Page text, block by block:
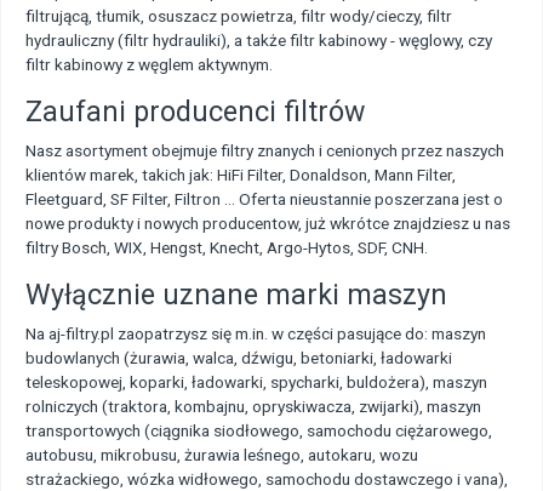
filtrującą, tłumik, osuszacz powietrza, filtr wody/cieczy, filtr
hydrauliczny (filtr hydrauliki), a także filtr kabinowy - węglowy, czy
filtr kabinowy z węglem aktywnym.
Zaufani producenci filtrów
Nasz asortyment obejmuje filtry znanych i cenionych przez naszych
klientów marek, takich jak: HiFi Filter, Donaldson, Mann Filter,
Fleetguard, SF Filter, Filtron ... Oferta nieustannie poszerzana jest o
nowe produkty i nowych producentow, już wkrótce znajdziesz u nas
filtry Bosch, WIX, Hengst, Knecht, Argo-Hytos, SDF, CNH.
Wyłącznie uznane marki maszyn
Na aj-filtry.pl zaopatrzysz się m.in. w części pasujące do: maszyn
budowlanych (żurawia, walca, dźwigu, betoniarki, ładowarki
teleskopowej, koparki, ładowarki, spycharki, buldożera), maszyn
rolniczych (traktora, kombajnu, opryskiwacza, zwijarki), maszyn
transportowych (ciągnika siodłowego, samochodu ciężarowego,
autobusu, mikrobusu, żurawia leśnego, autokaru, wozu
strażackiego, wózka widłowego, samochodu dostawczego i vana),